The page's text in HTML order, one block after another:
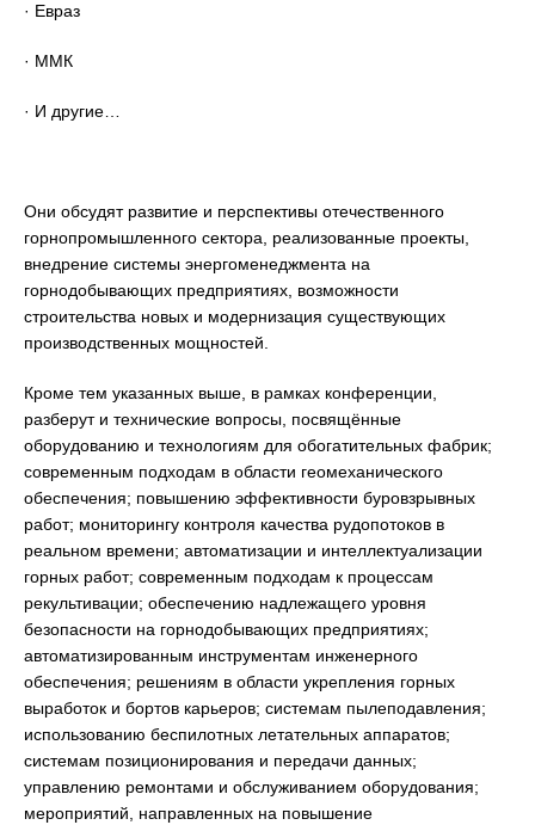
· Евраз
· ММК
· И другие…
Они обсудят развитие и перспективы отечественного
горнопромышленного сектора, реализованные проекты,
внедрение системы энергоменеджмента на
горнодобывающих предприятиях, возможности
строительства новых и модернизация существующих
производственных мощностей.
Кроме тем указанных выше, в рамках конференции,
разберут и технические вопросы, посвящённые
оборудованию и технологиям для обогатительных фабрик;
современным подходам в области геомеханического
обеспечения; повышению эффективности буровзрывных
работ; мониторингу контроля качества рудопотоков в
реальном времени; автоматизации и интеллектуализации
горных работ; современным подходам к процессам
рекультивации; обеспечению надлежащего уровня
безопасности на горнодобывающих предприятиях;
автоматизированным инструментам инженерного
обеспечения; решениям в области укрепления горных
выработок и бортов карьеров; системам пылеподавления;
использованию беспилотных летательных аппаратов;
системам позиционирования и передачи данных;
управлению ремонтами и обслуживанием оборудования;
мероприятий, направленных на повышение